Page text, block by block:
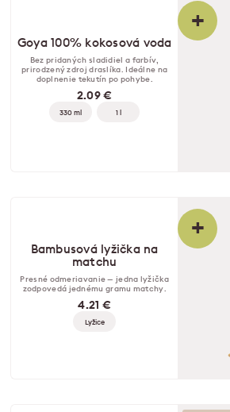
+
Goya 100% kokosová voda
Bez pridaných sladidiel a farbív,
prirodzený zdroj draslíka. Ideálne na
doplnenie tekutín po pohybe.
2.09 €
330 ml 1 l
+
Bambusová lyžička na
matchu
Presné odmeriavanie — jedna lyžička
zodpovedá jednému gramu matchy.
4.21 €
Lyžice